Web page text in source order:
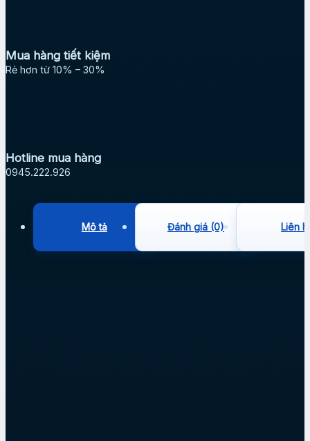
Mua hàng tiết kiệm
Rẻ hơn từ 10% – 30%
Hotline mua hàng
0945.222.926
Mô tả Đánh giá (0) Liên